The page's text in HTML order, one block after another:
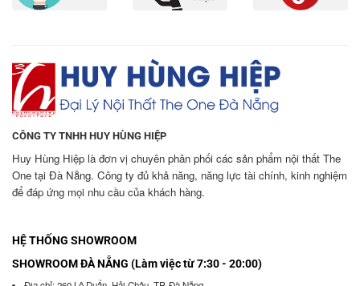
CÔNG TY TNHH HUY HÙNG HIỆP
Huy Hùng Hiệp là đơn vị chuyên phân phối các sản phẩm nội thất The
One tại Đà Nẵng. Công ty đủ khả năng, năng lực tài chính, kinh nghiệm
để đáp ứng mọi nhu cầu của khách hàng.
HỆ THỐNG SHOWROOM
SHOWROOM ĐÀ NẴNG (Làm việc từ 7:30 - 20:00)